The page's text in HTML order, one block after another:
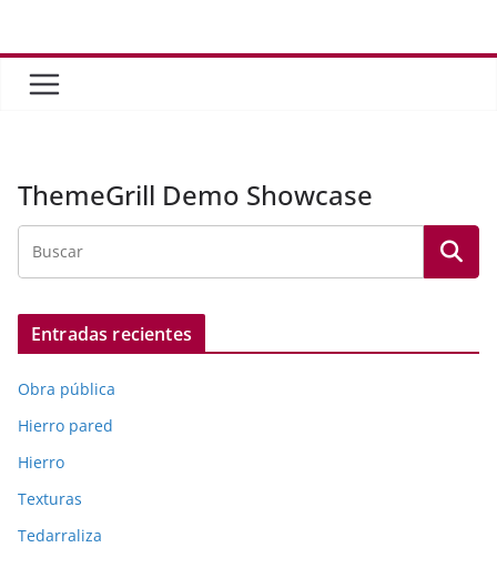
contenido
ThemeGrill Demo Showcase
Entradas recientes
Obra pública
Hierro pared
Hierro
Texturas
Tedarraliza